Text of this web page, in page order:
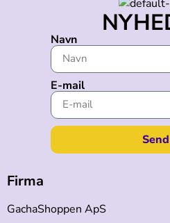
Navn
E-mail
Send
Firma
GachaShoppen ApS